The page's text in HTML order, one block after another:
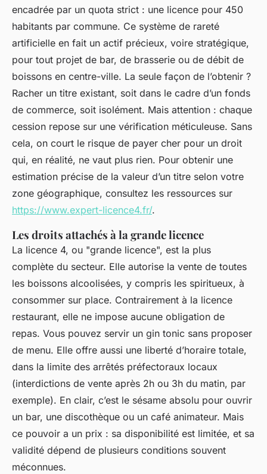
encadrée par un quota strict : une licence pour 450
habitants par commune. Ce système de rareté
artificielle en fait un actif précieux, voire stratégique,
pour tout projet de bar, de brasserie ou de débit de
boissons en centre-ville. La seule façon de l’obtenir ?
Racher un titre existant, soit dans le cadre d’un fonds
de commerce, soit isolément. Mais attention : chaque
cession repose sur une vérification méticuleuse. Sans
cela, on court le risque de payer cher pour un droit
qui, en réalité, ne vaut plus rien. Pour obtenir une
estimation précise de la valeur d’un titre selon votre
zone géographique, consultez les ressources sur
https://www.expert-licence4.fr/.
Les droits attachés à la grande licence
La licence 4, ou "grande licence", est la plus
complète du secteur. Elle autorise la vente de toutes
les boissons alcoolisées, y compris les spiritueux, à
consommer sur place. Contrairement à la licence
restaurant, elle ne impose aucune obligation de
repas. Vous pouvez servir un gin tonic sans proposer
de menu. Elle offre aussi une liberté d’horaire totale,
dans la limite des arrêtés préfectoraux locaux
(interdictions de vente après 2h ou 3h du matin, par
exemple). En clair, c’est le sésame absolu pour ouvrir
un bar, une discothèque ou un café animateur. Mais
ce pouvoir a un prix : sa disponibilité est limitée, et sa
validité dépend de plusieurs conditions souvent
méconnues.